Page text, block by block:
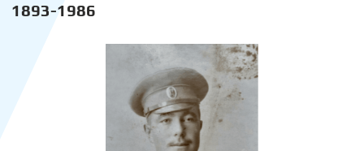
1893-1986